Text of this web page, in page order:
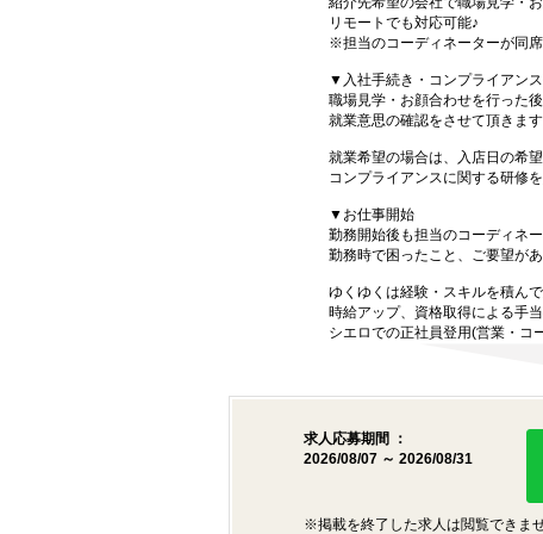
リモートでも対応可能♪
※担当のコーディネーターが同席
▼入社手続き・コンプライアン
職場見学・お顔合わせを行った後
就業意思の確認をさせて頂きます
就業希望の場合は、入店日の希
コンプライアンスに関する研修
▼お仕事開始
勤務開始後も担当のコーディネ
勤務時で困ったこと、ご要望が
ゆくゆくは経験・スキルを積ん
時給アップ、資格取得による手
シエロでの正社員登用(営業・コ
求人応募期間 ：
2026/08/07 ～ 2026/08/31
※掲載を終了した求人は閲覧できま